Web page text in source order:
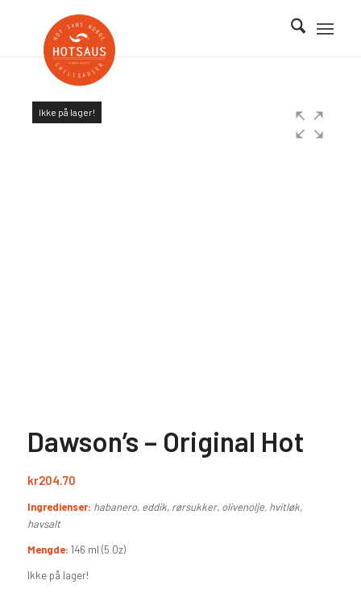
Ikke på lager!
Dawson’s – Original Hot
kr204.70
Ingredienser: habanero, eddik, rørsukker, olivenolje, hvitløk,
havsalt
Mengde: 146 ml (5 Oz)
Ikke på lager!